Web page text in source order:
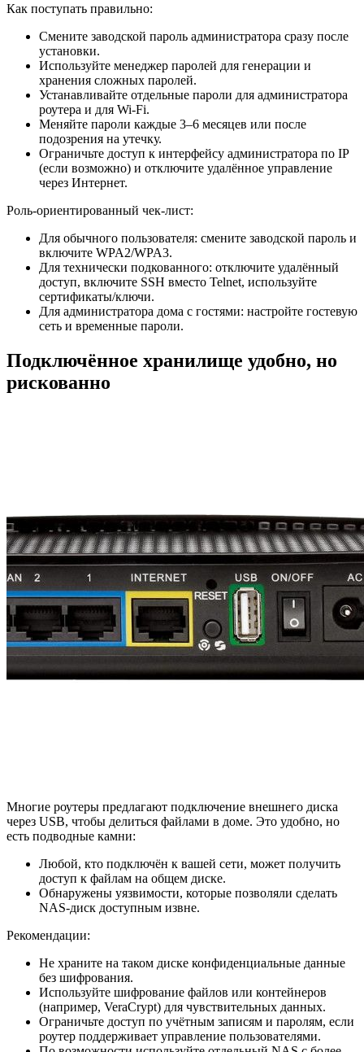
Как поступать правильно:
Смените заводской пароль администратора сразу после
установки.
Используйте менеджер паролей для генерации и
хранения сложных паролей.
Устанавливайте отдельные пароли для администратора
роутера и для Wi‑Fi.
Меняйте пароли каждые 3–6 месяцев или после
подозрения на утечку.
Ограничьте доступ к интерфейсу администратора по IP
(если возможно) и отключите удалённое управление
через Интернет.
Роль‑ориентированный чек‑лист:
Для обычного пользователя: смените заводской пароль и
включите WPA2/WPA3.
Для технически подкованного: отключите удалённый
доступ, включите SSH вместо Telnet, используйте
сертификаты/ключи.
Для администратора дома с гостями: настройте гостевую
сеть и временные пароли.
Подключённое хранилище удобно, но
рискованно
Многие роутеры предлагают подключение внешнего диска
через USB, чтобы делиться файлами в доме. Это удобно, но
есть подводные камни:
Любой, кто подключён к вашей сети, может получить
доступ к файлам на общем диске.
Обнаружены уязвимости, которые позволяли сделать
NAS‑диск доступным извне.
Рекомендации:
Не храните на таком диске конфиденциальные данные
без шифрования.
Используйте шифрование файлов или контейнеров
(например, VeraCrypt) для чувствительных данных.
Ограничьте доступ по учётным записям и паролям, если
роутер поддерживает управление пользователями.